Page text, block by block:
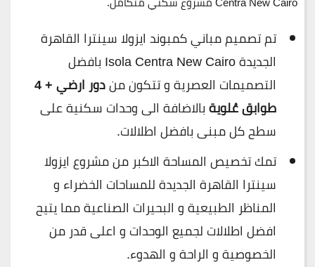
تم تصميم مباني كمبوند ايزولا سينترا القاهرة
الجديدة Isola Centra New Cairo بافضل
التصميمات العصرية و تتكون من
دور ارضي + 4
طوابق عُلويةبالاضافة الى وحدات سكنية على
سطح كل مبنى بافضل اطلالات.
تمك تخصيص المساحة الاكبر من مشروع ايزولا
سينترا القاهرة الجديدة للمساحات الخضراء و
المناظر الطبيعية و البحيرات الصناعية مما يتيح
افضل اطلالات لجميع الوحدات و اعلى قدر من
الخصوصية و الراحة و الهدوء.